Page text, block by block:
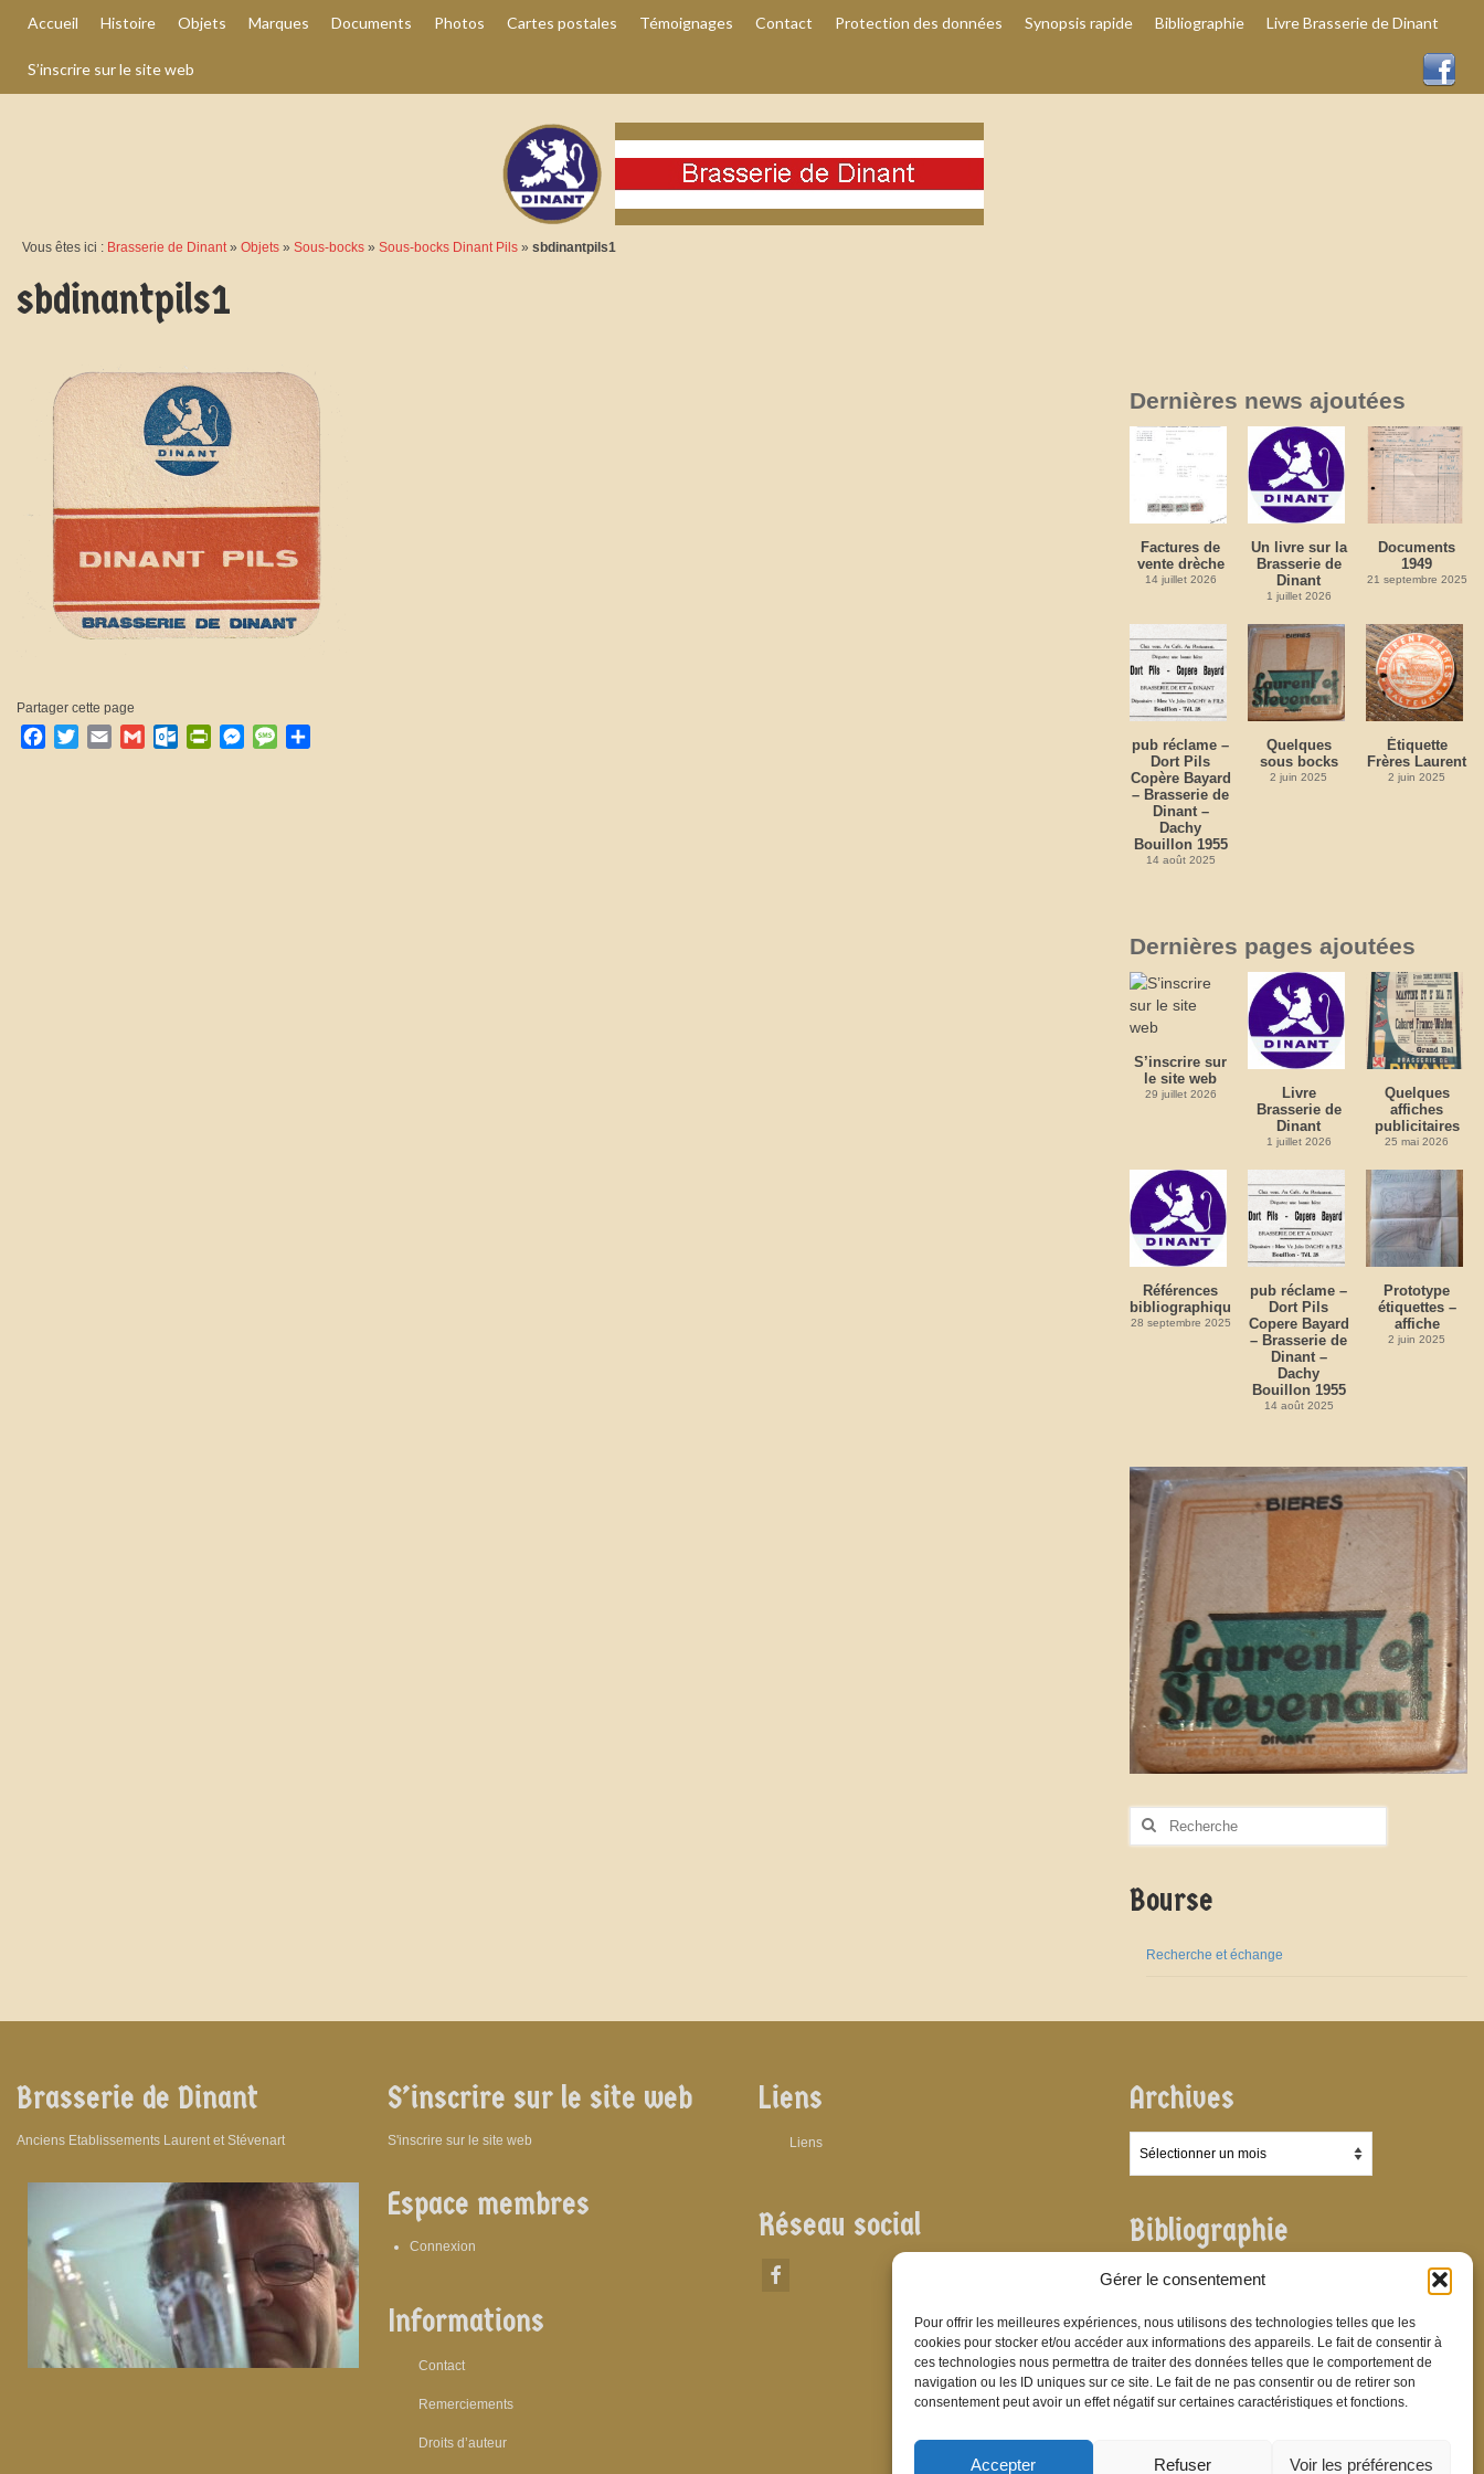
Gérer le consentement
Pour offrir les meilleures expériences, nous utilisons des technologies telles que les
cookies pour stocker et/ou accéder aux informations des appareils. Le fait de consentir à
ces technologies nous permettra de traiter des données telles que le comportement de
navigation ou les ID uniques sur ce site. Le fait de ne pas consentir ou de retirer son
consentement peut avoir un effet négatif sur certaines caractéristiques et fonctions.
Accepter Refuser Voir les préférences
Accueil Histoire Objets Marques Documents Photos Cartes postales Témoignages Contact Protection des données Synopsis rapide Bibliographie Livre Brasserie de Dinant
S’inscrire sur le site web
Vous êtes ici : Brasserie de Dinant» Objets » Sous-bocks » Sous-bocks Dinant Pils » sbdinantpils1
sbdinantpils1
Partager cette page
Facebook
TwitterEmail GmailOutlook.com
PrintFriendly
Messenger
Message
Dernières news ajoutées
Factures de
vente drèche
14 juillet 2026
Un livre sur la
Brasserie de
Dinant
1 juillet 2026
Documents
1949
21 septembre 2025
pub réclame –
Dort Pils
Copère Bayard
– Brasserie de
Dinant –
Dachy
Bouillon 1955
14 août 2025
Quelques
sous bocks
2 juin 2025
Étiquette
Frères Laurent
2 juin 2025
Dernières pages ajoutées
S’inscrire sur
le site web
29 juillet 2026
Livre
Brasserie de
Dinant
1 juillet 2026
Quelques
affiches
publicitaires
25 mai 2026
Références
bibliographiques
28 septembre 2025
pub réclame –
Dort Pils
Copere Bayard
– Brasserie de
Dinant –
Dachy
Bouillon 1955
14 août 2025
Prototype
étiquettes –
affiche
2 juin 2025
Rechercher
Bourse
Recherche et échange
Brasserie de Dinant
Anciens Etablissements Laurent et Stévenart
S’inscrire sur le site web
S'inscrire sur le site web
Espace membres
Connexion
Informations
Contact
Remerciements
Droits d’auteur
Liens
Liens
Réseau social
Archives
Bibliographie
Bibliographie